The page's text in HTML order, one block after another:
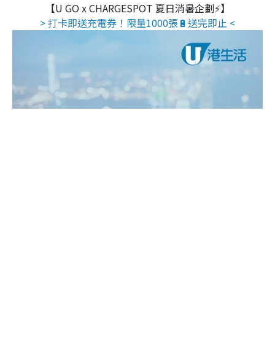
【U GO x CHARGESPOT 夏日消暑企劃⚡】
> 打卡即送充電券！限量1000張🔋送完即止 <